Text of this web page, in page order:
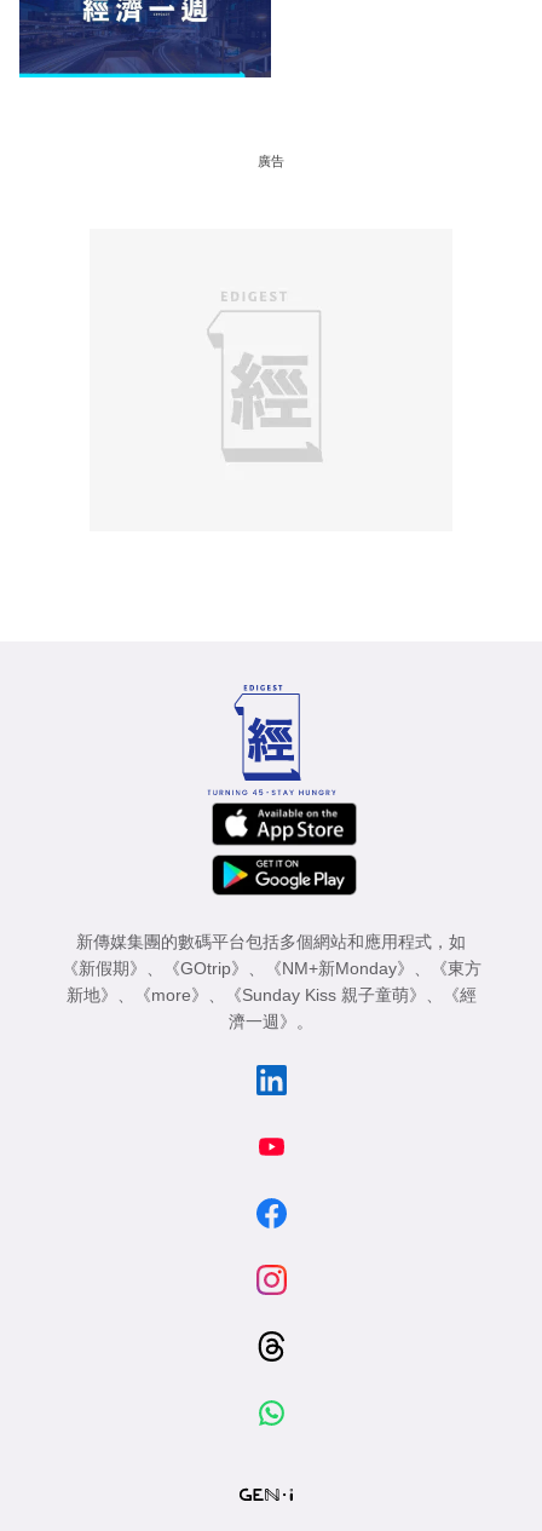
廣告
新傳媒集團的數碼平台包括多個網站和應用程式，如
《新假期》
《GOtrip》 《NM+新Monday》
《東方
新地》
《more》 《Sunday Kiss 親子童萌》
《經
濟一週》
。